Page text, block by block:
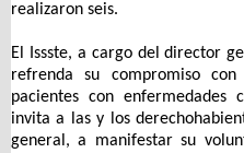
realizaron seis.
El Issste, a cargo del director
refrenda su compromiso
pacientes con
invita a las y los
general, a manifestar su